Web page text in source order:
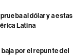
al dólar y a estas
Latina
por el repunte del